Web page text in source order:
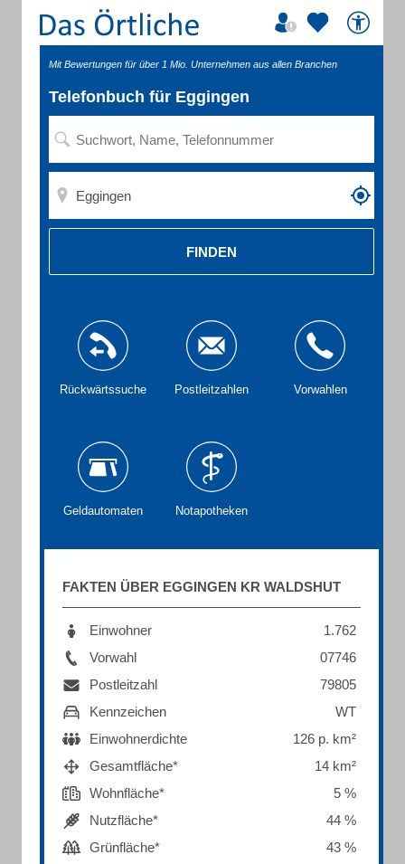
Mit Bewertungen für über 1 Mio. Unternehmen aus allen Branchen
Telefonbuch für Eggingen
FINDEN
Rückwärtssuche Postleitzahlen Vorwahlen
Geldautomaten Notapotheken
FAKTEN ÜBER EGGINGEN KR WALDSHUT
Einwohner
1.762
Vorwahl
07746
Postleitzahl
79805
Kennzeichen
WT
Einwohnerdichte
126 p. km²
Gesamtfläche*
14 km²
Wohnfläche*
5 %
Nutzfläche*
44 %
Grünfläche*
43 %